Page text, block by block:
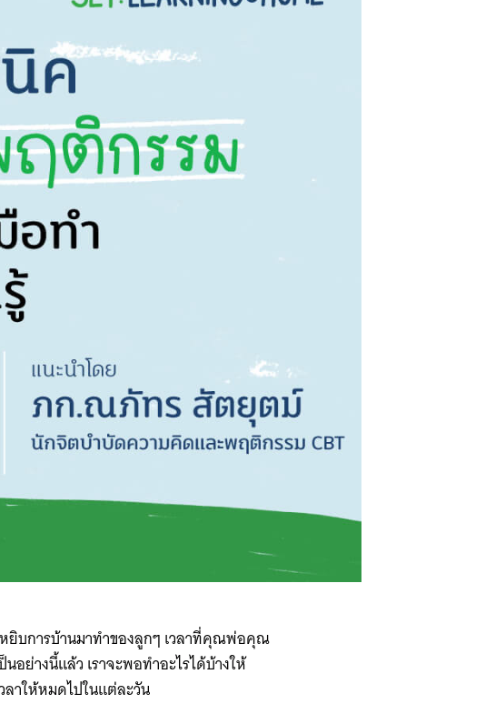
หยิบการบ้านมาทำของลูกๆ เวลาที่คุณพ่อคุณ
อย่างนี้แล้ว เราจะพอทำอะไรได้บ้างให้
ลาให้หมดไปในแต่ละวัน